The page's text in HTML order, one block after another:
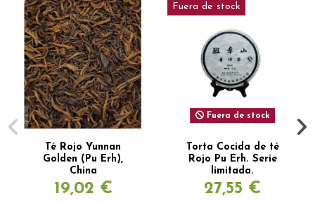
Té Rojo Yunnan
Golden (Pu Erh),
China
19,02 €
Fuera de stock
Fuera de stock
Torta Cocida de té
Rojo Pu Erh. Serie
limitada.
27,55 €